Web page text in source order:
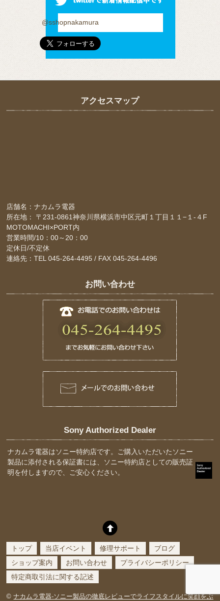
@sshopnakamura
アクセスマップ
店舗名：ナカムラ電器
所在地： 〒231-0861神奈川県横浜市中区元町１丁目１１−１-４F
MOTOMACHI×PORT内
営業時間/10：00～20：00
定休日/不定休
連絡先：TEL 045-264-4495 / FAX 045-264-4496
お問い合わせ
Sony Authorized Dealer
ナカムラ電器はソニー特約店です。ご購入いただいたソニー
製品に添付される保証書には、ソニー特約店としての販売証
明を付しますので、ご安心ください。
トップ 当店イベント 修理サポート
ブログ
ショップ案内
お問い合わせ
プライバシーポリシー
特定商取引法に関する記述
©ナカムラ電器-ソニー製品の徹底レビューでライフスタイルに笑顔をぷ